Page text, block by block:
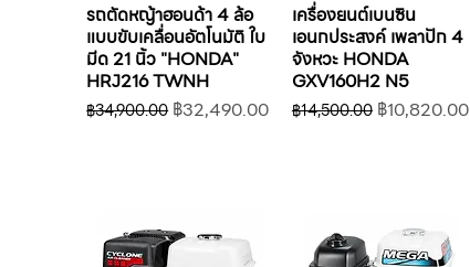
รถตัดหญ้าฮอนด้า 4 ล้อ
แบบขับเคลื่อนอัตโนมัติ ใบ
มีด 21 นิ้ว "HONDA"
HRJ216 TWNH
ราคาปกติ
฿34,900.00 ราคาขายลด
฿32,490.00
เครื่องยนต์เบนซิน
เอนกประสงค์ เพลาปัก 4
จังหวะ HONDA
GXV160H2 N5
ราคาปกติ
฿14,500.00 ราคาขายลด
฿10,820.00